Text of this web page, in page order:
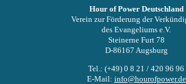
Hour of Power Deutschland
Verein zur Förderung der
des Evangeliums e.V.
Steinerne Furt 78
D-86167 Augsburg
Tel.: (+49) 0 8 21 / 420 96 96
E-Mail: info@hourofpower.de